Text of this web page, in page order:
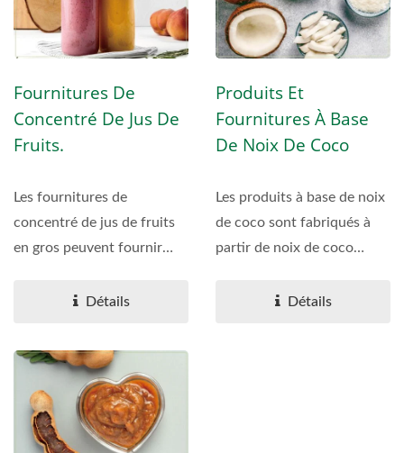
Fournitures De
Concentré De Jus De
Fruits.
Les fournitures de
concentré de jus de fruits
en gros peuvent fournir
concentrés...Détails
Produits Et
Fournitures À Base
De Noix De Coco
Les produits à base de noix
de coco sont fabriqués à
partir de noix de coco
Détails